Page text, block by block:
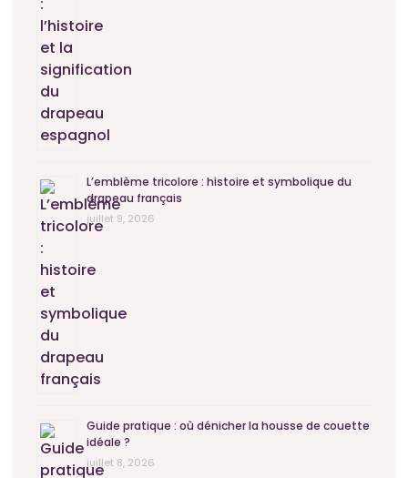
L’emblème tricolore : histoire et symbolique du
drapeau français
juillet 9, 2026
Guide pratique : où dénicher la housse de couette
idéale ?
juillet 8, 2026